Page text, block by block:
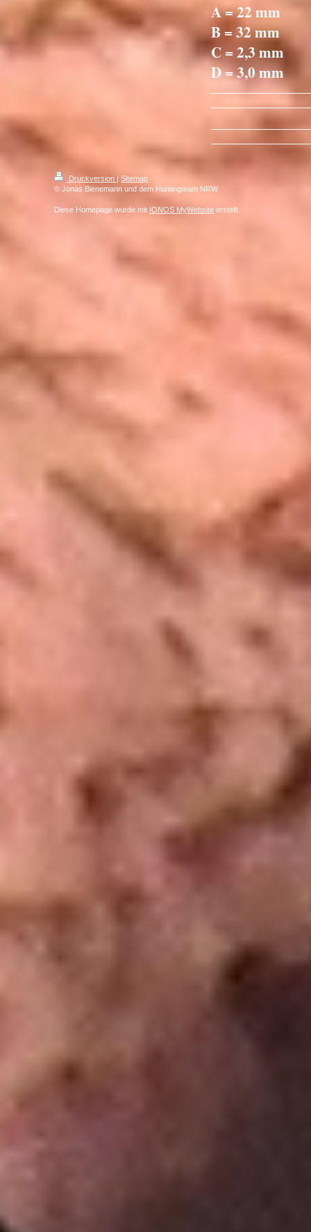
A = 22 mm
B = 32 mm
C = 2,3 mm
D = 3,0 mm
Druckversion
Sitemap
© Jonas Bienemann und dem Huntingteam NRW
Diese Homepage wurde mit IONOS MyWebsite erstellt.